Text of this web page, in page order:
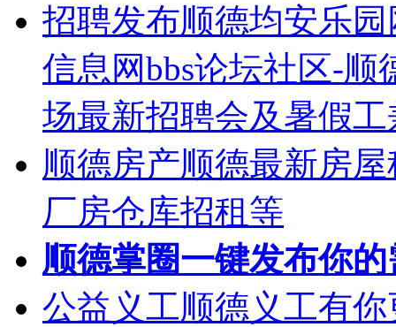
招聘发布顺德均安乐
信息网bbs论坛社区-
场最新招聘会及暑假
顺德房产顺德最新房
厂房仓库招租等
顺德掌圈一键发布你
公益义工顺德义工有